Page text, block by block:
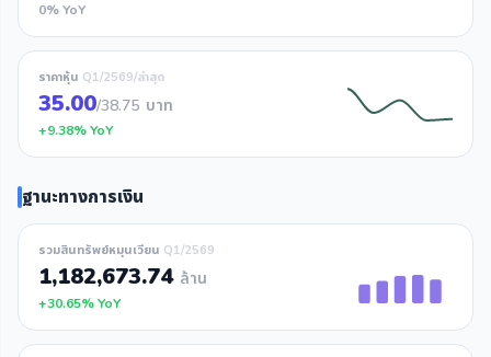
0% YoY
ราคาหุ้น Q1/2569/ล่าสุด
35.00/38.75 บาท
+9.38% YoY
ฐานะทางการเงิน
รวมสินทรัพย์หมุนเวียน Q1/2569
1,182,673.74 ล้าน
+30.65% YoY